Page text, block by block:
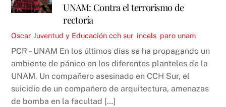
UNAM: Contra el terrorismo de
rectoría
Oscar Juventud y Educación cch sur, incels paro unam
PCR – UNAM En los últimos días se ha propagando un
ambiente de pánico en los diferentes planteles de la
UNAM. Un compañero asesinado en CCH Sur, el
suicidio de un compañero de arquitectura, amenazas
de bomba en la facultad […]